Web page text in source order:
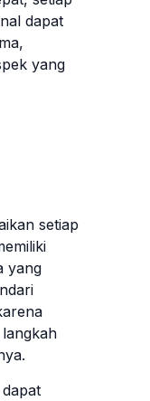
dapat
yang
setiap
yang